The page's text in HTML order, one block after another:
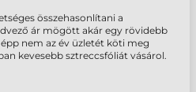
összehasonlítani a
ár mögött akár egy rövidebb
nem az év üzletét köti meg
kevesebb sztreccsfóliát vásárol.